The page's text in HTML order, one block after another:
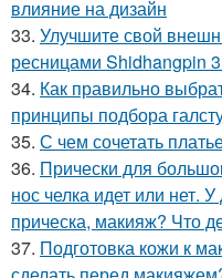
влияние на дизайн
33. Улучшите свой
ресницами Shidhangpin
34. Как правильно
принципы подбора
35. С чем сочетать
36. Прически для
нос челка идет или нет.
прическа, макияж? Что
37. Подготовка кожи к